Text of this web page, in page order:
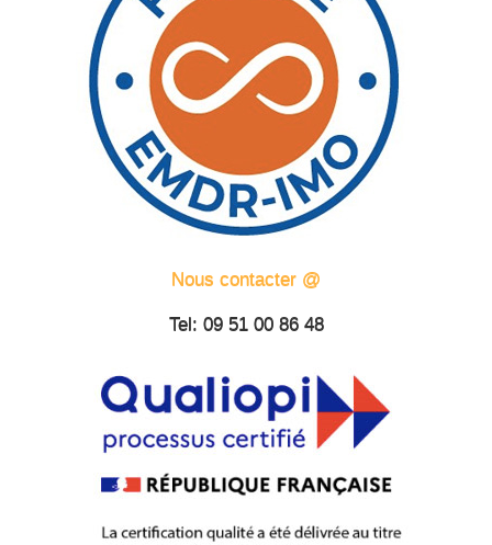
Nous contacter @
Tel: 09 51 00 86 48